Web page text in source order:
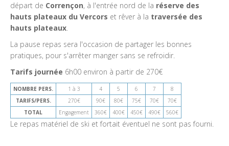
départ de Corrençon, à l'entrée nord de la réserve des
hauts plateaux du Vercors et rêver à la traversée des
hauts plateaux.
La pause repas sera l'occasion de partager les bonnes
pratiques, pour s'arrêter manger sans se refroidir.
Tarifs journée 6h00 environ à partir de 270€
NOMBRE PERS. 1 à 3 4 5 6 7
8
TARIFS/PERS.
270€ 90€ 80€ 75€ 70€
70€
TOTAL
Engagement 360€ 400€ 450€ 490€ 560€
Le repas matériel de ski et fortait éventuel ne sont pas fourni.